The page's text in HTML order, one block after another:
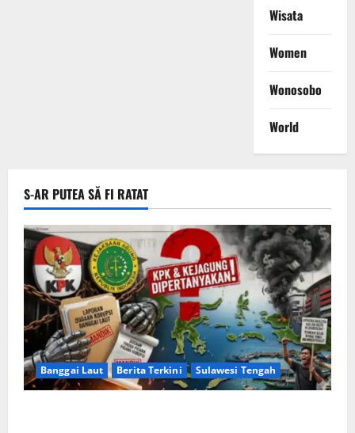
Wisata
Women
Wonosobo
World
S-AR PUTEA SĂ FI RATAT
Banggai Laut Berita Terkini Sulawesi Tengah